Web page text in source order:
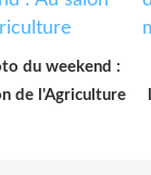
du weekend :
de l'Agriculture